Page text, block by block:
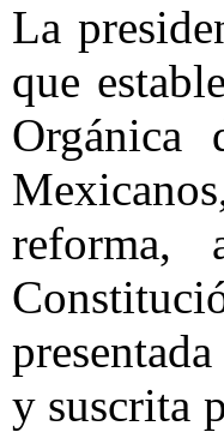
La
que
Orgánica
reforma,
y suscrita